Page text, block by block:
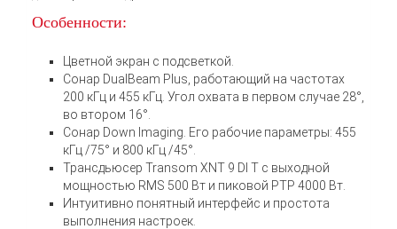
Особенности:
Цветной экран с подсветкой.
Сонар DualBeam Plus, работающий на частотах
200 кГц и 455 кГц. Угол охвата в первом случае 28°,
во втором 16°.
Сонар Down Imaging. Его рабочие параметры: 455
кГц /75° и 800 кГц /45°.
Трансдьюсер Transom XNT 9 DI T с выходной
мощностью RMS 500 Вт и пиковой PTP 4000 Вт.
Интуитивно понятный интерфейс и простота
выполнения настроек.